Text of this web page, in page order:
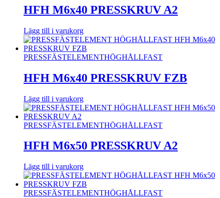
HFH M6x40 PRESSKRUV A2
Lägg till i varukorg
PRESSFÄSTELEMENTHÖGHÅLLFAST
HFH M6x40 PRESSKRUV FZB
Lägg till i varukorg
PRESSFÄSTELEMENTHÖGHÅLLFAST
HFH M6x50 PRESSKRUV A2
Lägg till i varukorg
PRESSFÄSTELEMENTHÖGHÅLLFAST